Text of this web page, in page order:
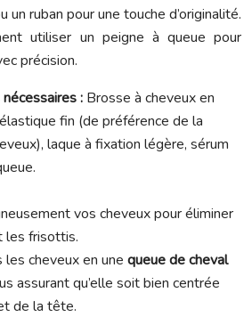
un ruban pour une touche d’originalité.
utiliser un peigne à queue pour
précision.
: Brosse à cheveux en
fin (de préférence de la
laque à fixation légère, sérum
vos cheveux pour éliminer
frisottis.
cheveux en une queue de cheval
assurant qu’elle soit bien centrée
de la tête.